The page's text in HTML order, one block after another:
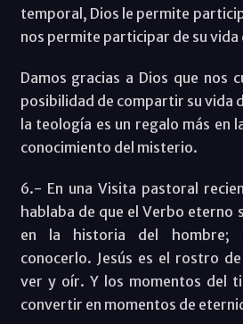
temporal, Dios le permite
nos permite participar de su vida
Damos gracias a Dios que nos
posibilidad de compartir su vida
la teología es un regalo más en
conocimiento del misterio.
6.- En una Visita pastoral
hablaba de que el Verbo eterno
en la historia del hombre;
conocerlo. Jesús es el rostro
ver y oír. Y los momentos del
convertir en momentos de